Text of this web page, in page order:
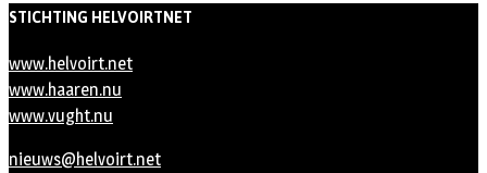
STICHTING HELVOIRTNET
www.helvoirt.net
www.haaren.nu
www.vught.nu
nieuws@helvoirt.net